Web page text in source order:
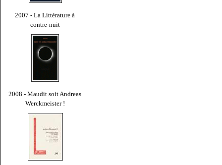
2007 - La Littérature à
contre-nuit
2008 - Maudit soit Andreas
Werckmeister !